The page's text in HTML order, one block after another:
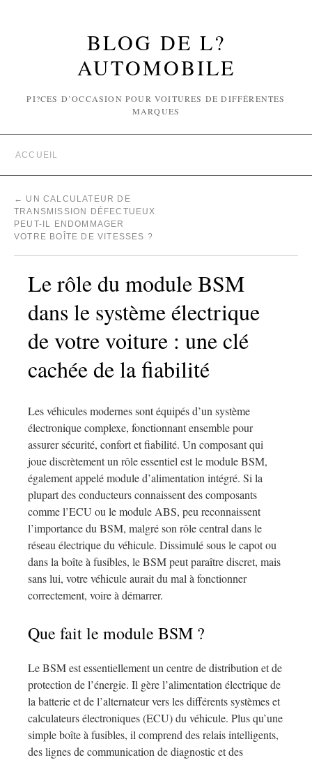
BLOG DE L?
AUTOMOBILE
PI?CES D’OCCASION POUR VOITURES DE DIFFÉRENTES
MARQUES
ACCUEIL
← UN CALCULATEUR DE
TRANSMISSION DÉFECTUEUX
PEUT-IL ENDOMMAGER
VOTRE BOÎTE DE VITESSES ?
Le rôle du module BSM
dans le système électrique
de votre voiture : une clé
cachée de la fiabilité
Les véhicules modernes sont équipés d’un système
électronique complexe, fonctionnant ensemble pour
assurer sécurité, confort et fiabilité. Un composant qui
joue discrètement un rôle essentiel est le module BSM,
également appelé module d’alimentation intégré. Si la
plupart des conducteurs connaissent des composants
comme l’ECU ou le module ABS, peu reconnaissent
l’importance du BSM, malgré son rôle central dans le
réseau électrique du véhicule. Dissimulé sous le capot ou
dans la boîte à fusibles, le BSM peut paraître discret, mais
sans lui, votre véhicule aurait du mal à fonctionner
correctement, voire à démarrer.
Que fait le module BSM ?
Le BSM est essentiellement un centre de distribution et de
protection de l’énergie. Il gère l’alimentation électrique de
la batterie et de l’alternateur vers les différents systèmes et
calculateurs électroniques (ECU) du véhicule. Plus qu’une
simple boîte à fusibles, il comprend des relais intelligents,
des lignes de communication de diagnostic et des